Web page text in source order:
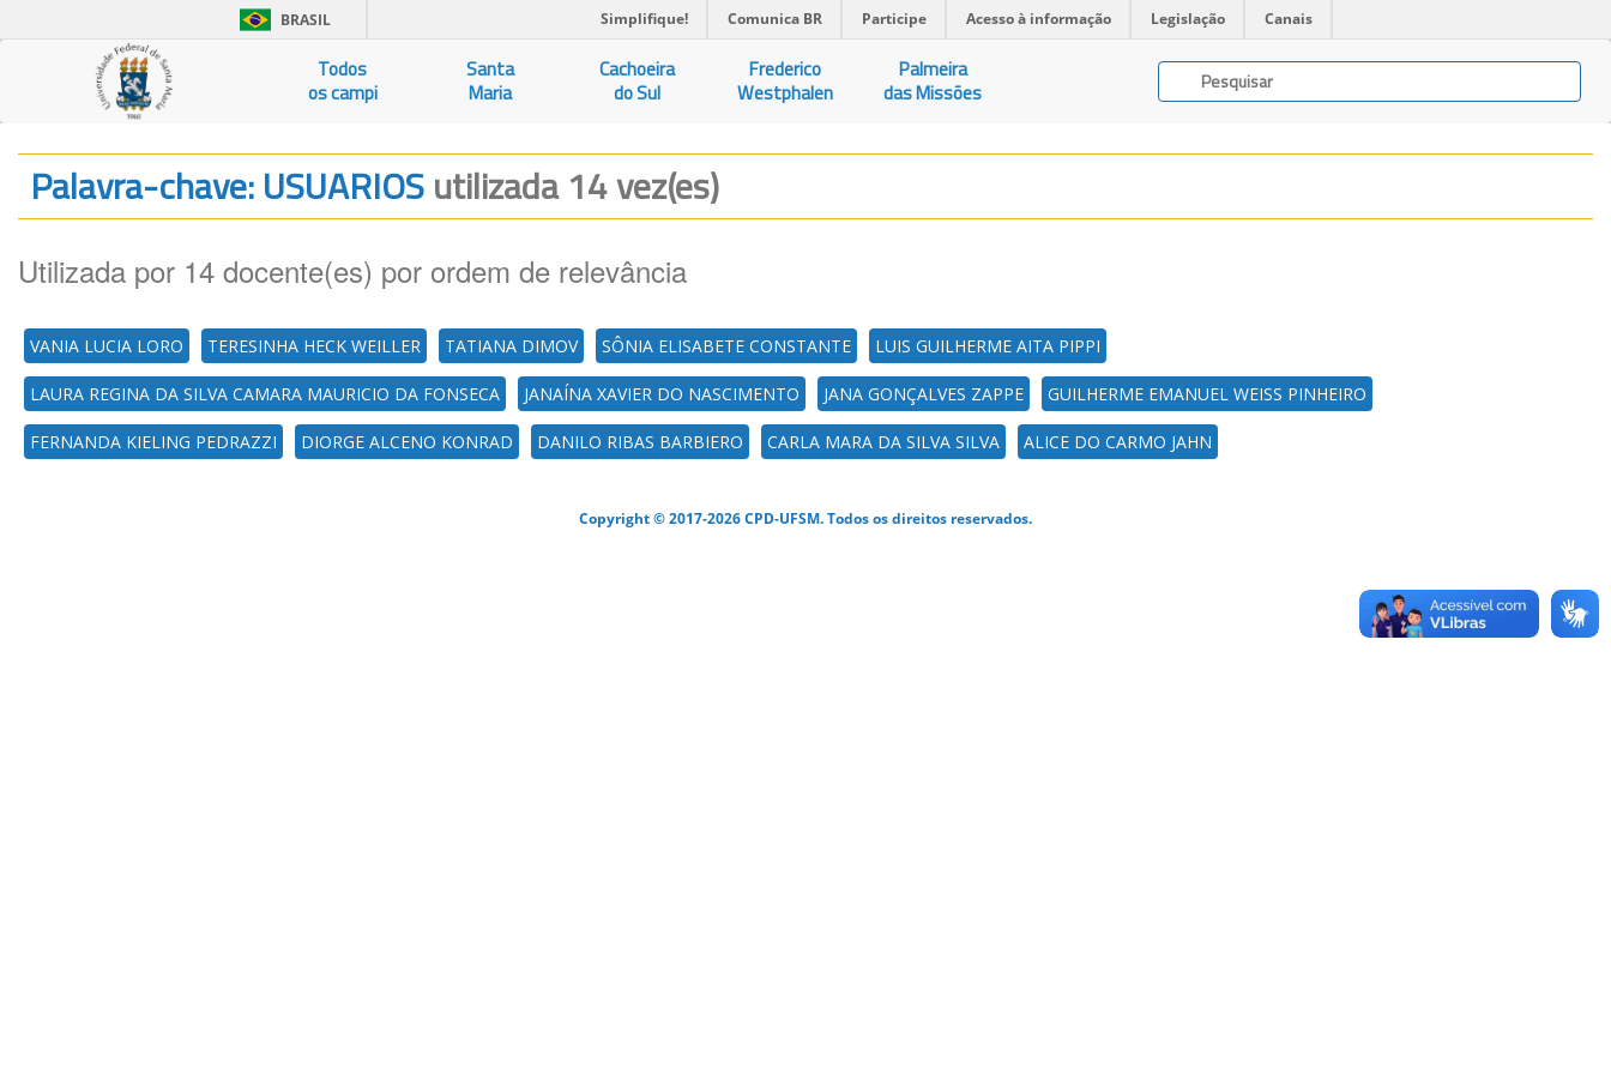
BRASIL Simplifique! Comunica BR Participe Acesso à informação Legislação Canais
Todos
os campi
Santa
Maria
Cachoeira
do Sul
Frederico
Westphalen
Palmeira
das Missões
Palavra-chave: USUARIOSutilizada 14 vez(es)
Utilizada por 14 docente(es) por ordem de relevância
VANIA LUCIA LORO TERESINHA HECK WEILLER TATIANA DIMOV SÔNIA ELISABETE CONSTANTE LUIS GUILHERME AITA PIPPI
LAURA REGINA DA SILVA CAMARA MAURICIO DA FONSECA JANAÍNA XAVIER DO NASCIMENTO JANA GONÇALVES ZAPPE GUILHERME EMANUEL WEISS PINHEIRO
FERNANDA KIELING PEDRAZZI DIORGE ALCENO KONRAD DANILO RIBAS BARBIERO CARLA MARA DA SILVA SILVA ALICE DO CARMO JAHN
Copyright © 2017-2026 CPD-UFSM. Todos os direitos reservados.